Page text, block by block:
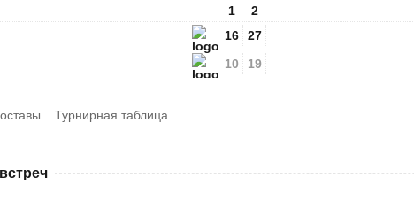
1
16
10
2
27
19
Турнирная таблица